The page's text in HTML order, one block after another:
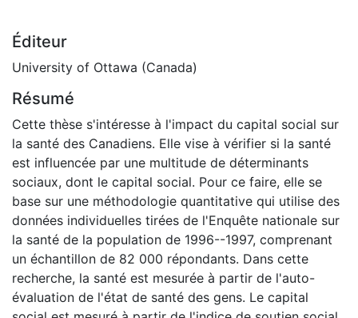
Éditeur
University of Ottawa (Canada)
Résumé
Cette thèse s'intéresse à l'impact du capital social sur
la santé des Canadiens. Elle vise à vérifier si la santé
est influencée par une multitude de déterminants
sociaux, dont le capital social. Pour ce faire, elle se
base sur une méthodologie quantitative qui utilise des
données individuelles tirées de l'Enquête nationale sur
la santé de la population de 1996--1997, comprenant
un échantillon de 82 000 répondants. Dans cette
recherche, la santé est mesurée à partir de l'auto-
évaluation de l'état de santé des gens. Le capital